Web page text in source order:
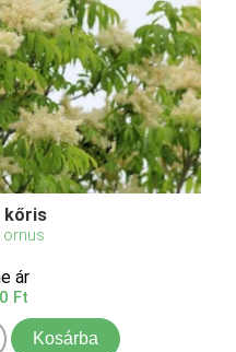
kőris
ornus
ár
Ft
Kosárba